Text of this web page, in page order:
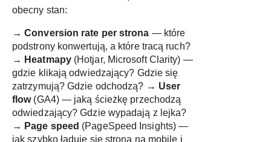
obecny stan:
→Conversion rate per strona — które
podstrony konwertują, a które tracą ruch?
→ Heatmapy(Hotjar, Microsoft Clarity) —
gdzie klikają odwiedzający? Gdzie się
zatrzymują? Gdzie odchodzą? → User
flow(GA4) — jaką ścieżkę przechodzą
odwiedzający? Gdzie wypadają z lejka?
→ Page speed (PageSpeed Insights) —
jak szybko ładuje się strona na mobile i